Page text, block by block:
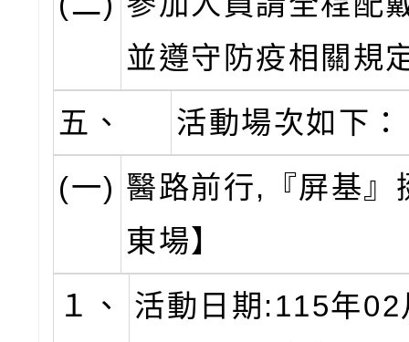
並遵守防疫相關規
五、
活動場次如下：
(一) 醫路前行,『屏基』
東場】
１、
活動日期:115年